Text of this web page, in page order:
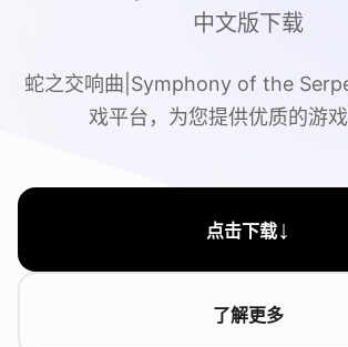
中文版下载
蛇之交响曲|Symphony of the
戏平台，为您提供优质的游戏
点击下载↓
了解更多